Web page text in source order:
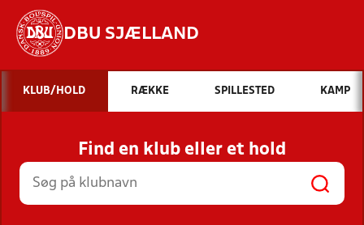
DBU SJÆLLAND
Hvad vil du søge efter?
INDHOLD OG NYHEDER
STILLINGER, RESULTATER, KLUBBER OG
HOLD
KLUB/HOLD RÆKKE SPILLESTED KAMP
Find en klub eller et hold